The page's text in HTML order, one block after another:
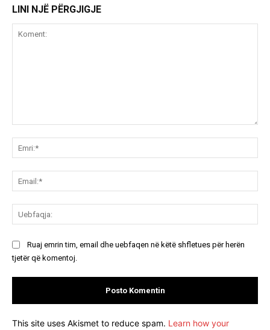
LINI NJË PËRGJIGJE
Ruaj emrin tim, email dhe uebfaqen në këtë shfletues për herën
tjetër që komentoj.
This site uses Akismet to reduce spam. Learn how your